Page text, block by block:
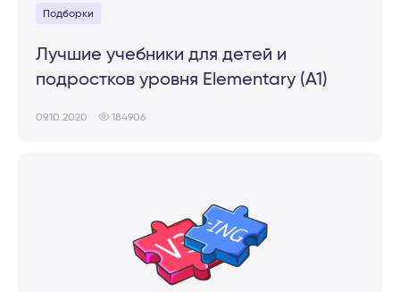
Подборки
Лучшие учебники для детей и
подростков уровня Elementary (A1)
09.10.2020 184906